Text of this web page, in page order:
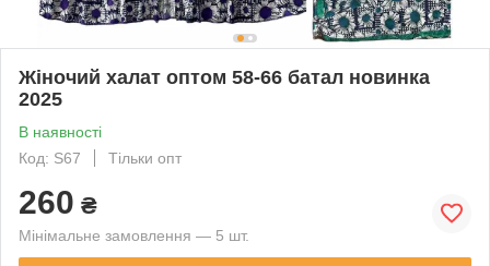
Жіночий халат оптом 58-66 батал новинка
2025
В наявності
Код: S67
Тільки опт
260 ₴
Мінімальне замовлення — 5 шт.